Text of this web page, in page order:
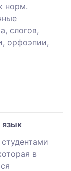
норм.
слогов,
орфоэпии,
язык
в